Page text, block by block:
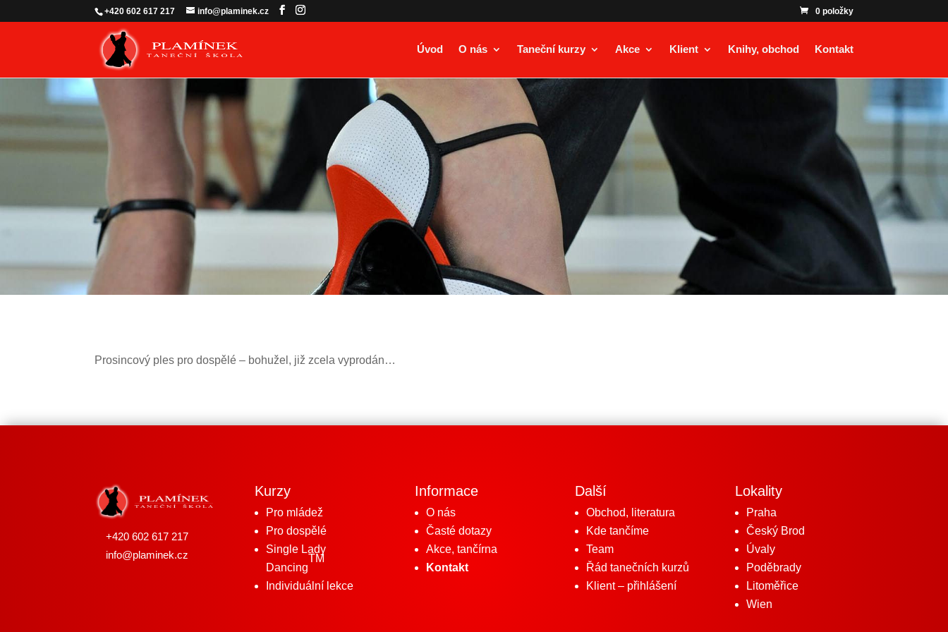
+420 602 617 217 info@plaminek.cz 0 položky
Úvod O nás Taneční kurzy Akce Klient Knihy, obchod Kontakt
Prosincový ples pro dospělé – bohužel, již zcela vyprodán…
+420 602 617 217
info@plaminek.cz
Kurzy
Pro mládež
Pro dospělé
Single Lady
Dancing
TM
Individuální lekce
Informace
O nás
Časté dotazy
Akce, tančírna
Kontakt
Další
Obchod, literatura
Kde tančíme
Team
Řád tanečních kurzů
Klient – přihlášení
Lokality
Praha
Český Brod
Úvaly
Poděbrady
Litoměřice
Wien